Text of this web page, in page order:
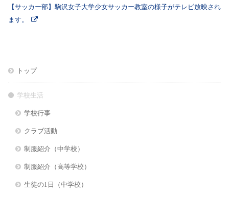
【サッカー部】駒沢女子大学少女サッカー教室の様子がテレビ放映され
ます。
トップ
学校生活
学校行事
クラブ活動
制服紹介（中学校）
制服紹介（高等学校）
生徒の1日（中学校）